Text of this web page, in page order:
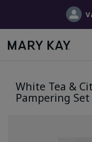
White Tea &
Pampering Set